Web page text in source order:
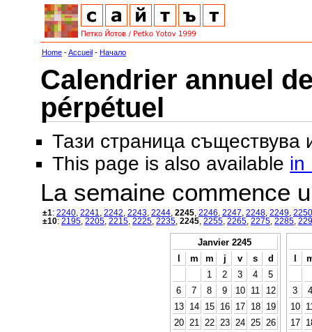
Home -Accueil - Начало
Calendrier annuel
pérpétuel
Тази страница съществува
This page is also available in
La semaine commence
±1: 2240 2241 2242 2243 2244 2245 2246 2247 2248 2249 2250
±10: 2195 2205 2215 2225 2235 2245 2255 2265 2275 2285
Janvier 2245
l
m m j v s
d
1
2 3 4
5
6
7 8 9 10 11
12
13
14 15 16 17 18
19
20
21 22 23 24 25
26
l
3
4
10
17